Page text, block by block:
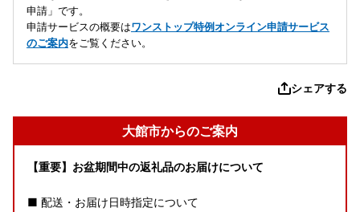
申請」です。
申請サービスの概要はワンストップ特例オンライン申請サービス
のご案内をご覧ください。
シェアする
大館市からのご案内
【重要】お盆期間中の返礼品のお届けについて
■ 配送・お届け日時指定について